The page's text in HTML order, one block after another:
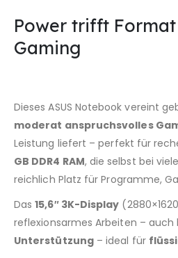
Power trifft
Gaming
Dieses ASUS Notebook vereint
moderat anspruchsvolles
Leistung liefert – perfekt für
GB DDR4 RAM, die selbst bei
reichlich Platz für Programme,
Das15,6″ 3K-Display
reflexionsarmes Arbeiten –
Unterstützung– ideal für